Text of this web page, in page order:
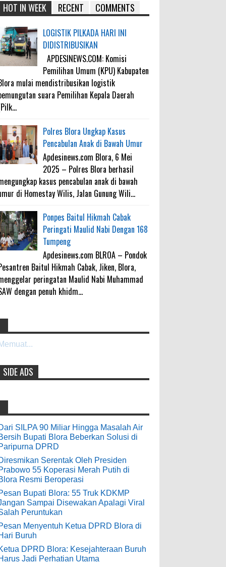
HOT IN WEEK RECENT COMMENTS
LOGISTIK PILKADA HARI INI
DIDISTRIBUSIKAN
APDESINEWS.COM: Komisi
Pemilihan Umum (KPU) Kabupaten
mulai mendistribusikan logistik
suara Pemilihan Kepala Daerah
Polres Blora Ungkap Kasus
Pencabulan Anak di Bawah Umur
Apdesinews.com Blora, 6 Mei
2025 – Polres Blora berhasil
kasus pencabulan anak di bawah
di Homestay Wilis, Jalan Gunung Wili...
Ponpes Baitul Hikmah Cabak
Peringati Maulid Nabi Dengan 168
Tumpeng
Apdesinews.com BLROA – Pondok
Baitul Hikmah Cabak, Jiken, Blora,
peringatan Maulid Nabi Muhammad
dengan penuh khidm...
4000 Petani Hutan Blora Bakal
0 8-4-2026
Raga dan Ekonomi Blora
0 8-2-2026
Dari SILPA 90 Miliar Hingga
Masalah Air Bersih Bupati Blora
Beberkan Solusi di Paripurna DPRD
0 7-28-2026
Prabowo 55 Koperasi Merah Putih
di Blora Resmi Beroperasi
5-16-2026
galateapacino:
- The Ottawa SenatorsThe Men's
Black titanium i phone case Titanium
wedding band how strong is
odenjaea:
3-4-2022
Casino - DrmcdCasino is 부산
역 출장안마 open and excited 고양 출장
to welcome you back 의정부 출장샵 to
제주도 출장마사지 world of casino
Experience our great mix of slots,
Cas...
Anonymous:
Memuat...
SIDE ADS
SILPA 90 Miliar Hingga Masalah Air
Bupati Blora Beberkan Solusi di
DPRD
Serentak Oleh Presiden
55 Koperasi Merah Putih di
Resmi Beroperasi
Bupati Blora: 55 Truk KDKMP
Sampai Disewakan Apalagi Viral
Peruntukan
Menyentuh Ketua DPRD Blora di
Buruh
DPRD Blora: Kesejahteraan Buruh
Jadi Perhatian Utama